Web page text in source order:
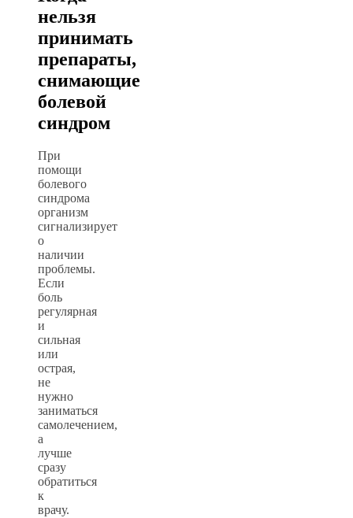
нельзя
принимать
препараты,
снимающие
болевой
синдром
При
помощи
болевого
синдрома
организм
сигнализирует
о
наличии
проблемы.
Если
боль
регулярная
и
сильная
или
острая,
не
нужно
заниматься
самолечением,
а
лучше
сразу
обратиться
к
врачу.